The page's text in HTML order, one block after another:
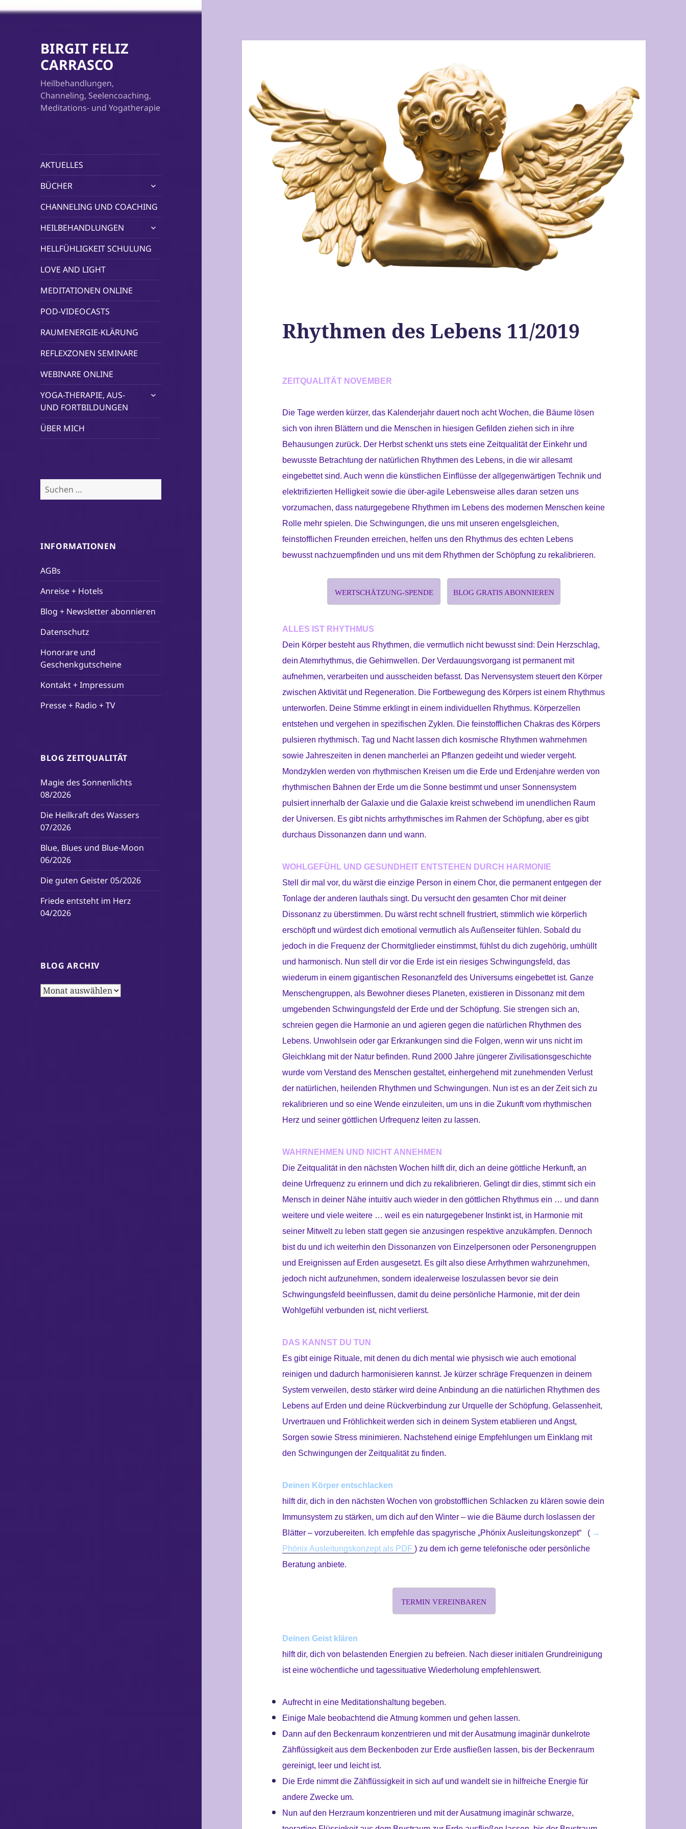
BIRGIT FELIZ
CARRASCO
Heilbehandlungen,
Channeling, Seelencoaching,
Meditations- und Yogatherapie
AKTUELLES
BÜCHER
untermenü
CHANNELING UND COACHING
HEILBEHANDLUNGEN
untermenü
öffnen
HELLFÜHLIGKEIT SCHULUNG
LOVE AND LIGHT
MEDITATIONEN ONLINE
POD-VIDEOCASTS
RAUMENERGIE-KLÄRUNG
REFLEXZONEN SEMINARE
WEBINARE ONLINE
YOGA-THERAPIE, AUS-
UND FORTBILDUNGEN
untermenü
ÜBER MICH
Suchen
nach:
INFORMATIONEN
AGBs
Anreise + Hotels
Blog + Newsletter abonnieren
Datenschutz
Honorare und
Geschenkgutscheine
Kontakt + Impressum
Presse + Radio + TV
BLOG ZEITQUALITÄT
Magie des Sonnenlichts
08/2026
Die Heilkraft des Wassers
07/2026
Blue, Blues und Blue-Moon
06/2026
Die guten Geister 05/2026
Friede entsteht im Herz
04/2026
BLOG ARCHIV
Blog
Rhythmen des Lebens 11/2019
ZEITQUALITÄT NOVEMBER
Die Tage werden kürzer, das Kalenderjahr dauert noch acht Wochen, die Bäume lösen
sich von ihren Blättern und die Menschen in hiesigen Gefilden ziehen sich in ihre
Behausungen zurück. Der Herbst schenkt uns stets eine Zeitqualität der Einkehr und
bewusste Betrachtung der natürlichen Rhythmen des Lebens, in die wir allesamt
eingebettet sind. Auch wenn die künstlichen Einflüsse der allgegenwärtigen Technik und
elektrifizierten Helligkeit sowie die über-agile Lebensweise alles daran setzen uns
vorzumachen, dass naturgegebene Rhythmen im Lebens des modernen Menschen keine
Rolle mehr spielen. Die Schwingungen, die uns mit unseren engelsgleichen,
feinstofflichen Freunden erreichen, helfen uns den Rhythmus des echten Lebens
bewusst nachzuempfinden und uns mit dem Rhythmen der Schöpfung zu rekalibrieren.
WERTSCHÄTZUNG-SPENDE BLOG GRATIS ABONNIEREN
ALLES IST RHYTHMUS
Dein Körper besteht aus Rhythmen, die vermutlich nicht bewusst sind: Dein Herzschlag,
dein Atemrhythmus, die Gehirnwellen. Der Verdauungsvorgang ist permanent mit
aufnehmen, verarbeiten und ausscheiden befasst. Das Nervensystem steuert den Körper
zwischen Aktivität und Regeneration. Die Fortbewegung des Körpers ist einem Rhythmus
unterworfen. Deine Stimme erklingt in einem individuellen Rhythmus. Körperzellen
entstehen und vergehen in spezifischen Zyklen. Die feinstofflichen Chakras des Körpers
pulsieren rhythmisch. Tag und Nacht lassen dich kosmische Rhythmen wahrnehmen
sowie Jahreszeiten in denen mancherlei an Pflanzen gedeiht und wieder vergeht.
Mondzyklen werden von rhythmischen Kreisen um die Erde und Erdenjahre werden von
rhythmischen Bahnen der Erde um die Sonne bestimmt und unser Sonnensystem
pulsiert innerhalb der Galaxie und die Galaxie kreist schwebend im unendlichen Raum
der Universen. Es gibt nichts arrhythmisches im Rahmen der Schöpfung, aber es gibt
durchaus Dissonanzen dann und wann.
WOHLGEFÜHL UND GESUNDHEIT ENTSTEHEN DURCH HARMONIE
Stell dir mal vor, du wärst die einzige Person in einem Chor, die permanent entgegen der
Tonlage der anderen lauthals singt. Du versucht den gesamten Chor mit deiner
Dissonanz zu überstimmen. Du wärst recht schnell frustriert, stimmlich wie körperlich
erschöpft und würdest dich emotional vermutlich als Außenseiter fühlen. Sobald du
jedoch in die Frequenz der Chormitglieder einstimmst, fühlst du dich zugehörig, umhüllt
und harmonisch. Nun stell dir vor die Erde ist ein riesiges Schwingungsfeld, das
wiederum in einem gigantischen Resonanzfeld des Universums eingebettet ist. Ganze
Menschengruppen, als Bewohner dieses Planeten, existieren in Dissonanz mit dem
umgebenden Schwingungsfeld der Erde und der Schöpfung. Sie strengen sich an,
schreien gegen die Harmonie an und agieren gegen die natürlichen Rhythmen des
Lebens. Unwohlsein oder gar Erkrankungen sind die Folgen, wenn wir uns nicht im
Gleichklang mit der Natur befinden. Rund 2000 Jahre jüngerer Zivilisationsgeschichte
wurde vom Verstand des Menschen gestaltet, einhergehend mit zunehmenden Verlust
der natürlichen, heilenden Rhythmen und Schwingungen. Nun ist es an der Zeit sich zu
rekalibrieren und so eine Wende einzuleiten, um uns in die Zukunft vom rhythmischen
Herz und seiner göttlichen Urfrequenz leiten zu lassen.
WAHRNEHMEN UND NICHT ANNEHMEN
Die Zeitqualität in den nächsten Wochen hilft dir, dich an deine göttliche Herkunft, an
deine Urfrequenz zu erinnern und dich zu rekalibrieren. Gelingt dir dies, stimmt sich ein
Mensch in deiner Nähe intuitiv auch wieder in den göttlichen Rhythmus ein … und dann
weitere und viele weitere … weil es ein naturgegebener Instinkt ist, in Harmonie mit
seiner Mitwelt zu leben statt gegen sie anzusingen respektive anzukämpfen. Dennoch
bist du und ich weiterhin den Dissonanzen von Einzelpersonen oder Personengruppen
und Ereignissen auf Erden ausgesetzt. Es gilt also diese Arrhythmen wahrzunehmen,
jedoch nicht aufzunehmen, sondern idealerweise loszulassen bevor sie dein
Schwingungsfeld beeinflussen, damit du deine persönliche Harmonie, mit der dein
Wohlgefühl verbunden ist, nicht verlierst.
DAS KANNST DU TUN
Es gibt einige Rituale, mit denen du dich mental wie physisch wie auch emotional
reinigen und dadurch harmonisieren kannst. Je kürzer schräge Frequenzen in deinem
System verweilen, destostärker wird deine Anbindung an die natürlichen Rhythmen des
Lebens auf Erden und deine Rückverbindung zur Urquelle der Schöpfung. Gelassenheit,
Urvertrauen und Fröhlichkeit werden sich in deinem System etablieren und Angst,
Sorgen sowie Stress minimieren. Nachstehend einige Empfehlungen um Einklang mit
den Schwingungen der Zeitqualität zu finden.
Deinen Körper entschlacken
hilft dir, dich in den nächsten Wochen von grobstofflichen Schlacken zu klären sowie dein
Immunsystem zu stärken, um dich auf den Winter – wie die Bäume durch loslassen der
Blätter – vorzubereiten. Ich empfehle das spagyrische „Phönix Ausleitungskonzept“ ( →
Phönix Ausleitungskonzept als PDF) zu dem ich gerne telefonische oder persönliche
Beratung anbiete.
TERMIN VEREINBAREN
Deinen Geist klären
hilft dir, dich von belastenden Energien zu befreien. Nach dieser initialen Grundreinigung
ist eine wöchentliche und tagessituative Wiederholung empfehlenswert.
Aufrecht in eine Meditationshaltung begeben.
Einige Male beobachtend die Atmung kommen und gehen lassen.
Dann auf den Beckenraum konzentrieren und mit der Ausatmung imaginär dunkelrote
Zähflüssigkeit aus dem Beckenboden zur Erde ausfließen lassen, bis der Beckenraum
gereinigt, leer und leicht ist.
Die Erde nimmt die Zähflüssigkeit in sich auf und wandelt sie in hilfreiche Energie für
andere Zwecke um.
Nun auf den Herzraum konzentrieren und mit der Ausatmung imaginär schwarze,